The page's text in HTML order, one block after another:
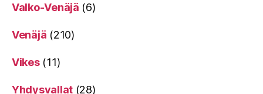
Valko-Venäjä (6)
Venäjä (210)
Vikes(11)
Yhdysvallat (28)